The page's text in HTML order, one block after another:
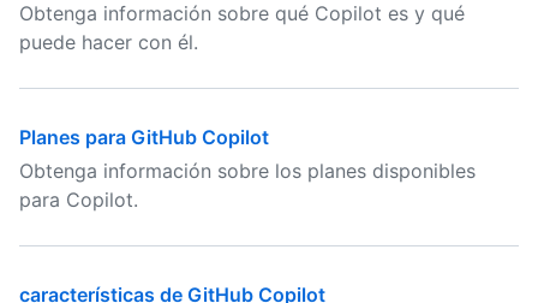
Obtenga información sobre qué Copilot es y qué
puede hacer con él.
Planes para GitHub Copilot
Obtenga información sobre los planes disponibles
para Copilot.
características de GitHub Copilot